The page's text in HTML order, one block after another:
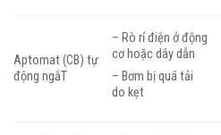
Aptomat (CB) tự
động ngắT
– Rò rỉ điện ở động
cơ hoặc dây dẫn
– Bơm bị quá tải
do kẹt